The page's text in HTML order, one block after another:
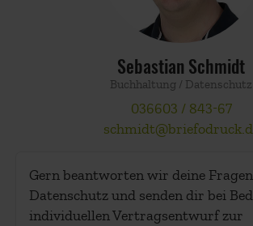
Sebastian Schmidt
Buchhaltung / Datenschutz
036603 / 843-67
Gern beantworten wir deine
Datenschutz und senden dir bei
individuellen Vertragsentwurf zur